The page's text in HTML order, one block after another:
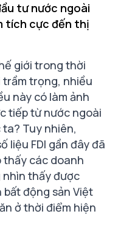
tư nước ngoài
tích cực đến thị
giới trong thời
trọng, nhiều
này có làm ảnh
tiếp từ nước ngoài
Tuy nhiên,
liệu FDI gần đây đã
thấy các doanh
nhìn thấy được
động sản Việt
ở thời điểm hiện